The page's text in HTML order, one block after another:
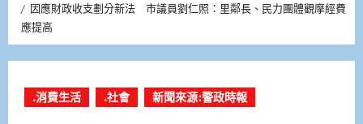
因應財政收支劃分新法 市議員劉仁照：里鄰長、民力團體觀摩經費
應提高
.消費生活 .社會 新聞來源:警政時報